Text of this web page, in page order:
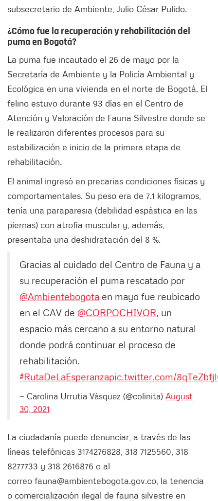
subsecretario de Ambiente, Julio César Pulido.
¿Cómo fue la recuperación y rehabilitación del
puma en Bogotá?
La puma fue incautado el 26 de mayo por la
Secretaría de Ambiente y la Policía Ambiental y
Ecológica en una vivienda en el norte de Bogotá. El
felino estuvo durante 93 días en el Centro de
Atención y Valoración de Fauna Silvestre donde se
le realizaron diferentes procesos para su
estabilización e inicio de la primera etapa de
rehabilitación.
El animal ingresó en precarias condiciones físicas y
comportamentales. Su peso era de 7.1 kilogramos,
tenía una paraparesia (debilidad espástica en las
piernas) con atrofia muscular y, además,
presentaba una deshidratación del 8 %.
Gracias al cuidado del Centro de Fauna y a
su recuperación el puma rescatado por
@Ambientebogota en mayo fue reubicado
en el CAV de @CORPOCHIVOR, un
espacio más cercano a su entorno natural
donde podrá continuar el proceso de
rehabilitación.
#RutaDeLaEsperanzapic.twitter.com/
— Carolina Urrutia Vásquez (@colinita) August
30, 2021
La ciudadanía puede denunciar, a través de las
líneas telefónicas 3174276828, 318 7125560, 318
8277733 y 318 2616876 o al
correo fauna@ambientebogota.gov.co, la tenencia
o comercialización ilegal de fauna silvestre en